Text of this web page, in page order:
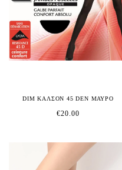
DIM ΚΑΛΣΟΝ 45 DEN ΜΑΥΡΟ
€20.00